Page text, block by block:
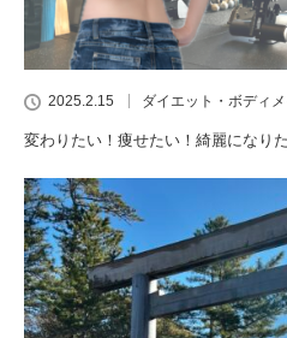
2025.2.15 ダイエット・ボディメ
変わりたい！痩せたい！綺麗になり